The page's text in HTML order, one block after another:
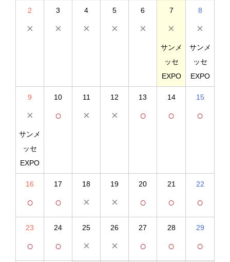
2
×
3
×
4
×
5
×
6
×
7
×
サンメ
ッセ
EXPO
8
×
サンメ
ッセ
EXPO
9
×
サンメ
ッセ
EXPO
10
○
11
×
12
×
13
○
14
○
15
○
16
○
17
○
18
×
19
×
20
○
21
○
22
○
23
○
24
○
25
×
26
×
27
○
28
○
29
○